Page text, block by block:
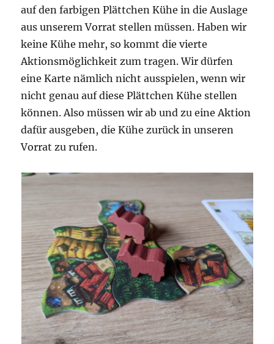
auf den farbigen Plättchen Kühe in die Auslage
aus unserem Vorrat stellen müssen. Haben wir
keine Kühe mehr, so kommt die vierte
Aktionsmöglichkeit zum tragen. Wir dürfen
eine Karte nämlich nicht ausspielen, wenn wir
nicht genau auf diese Plättchen Kühe stellen
können. Also müssen wir ab und zu eine Aktion
dafür ausgeben, die Kühe zurück in unseren
Vorrat zu rufen.